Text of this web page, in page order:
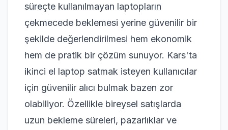
süreçte kullanılmayan laptopların
çekmecede beklemesi yerine güvenilir bir
şekilde değerlendirilmesi hem ekonomik
hem de pratik bir çözüm sunuyor. Kars'ta
ikinci el laptop satmak isteyen kullanıcılar
için güvenilir alıcı bulmak bazen zor
olabiliyor. Özellikle bireysel satışlarda
uzun bekleme süreleri, pazarlıklar ve